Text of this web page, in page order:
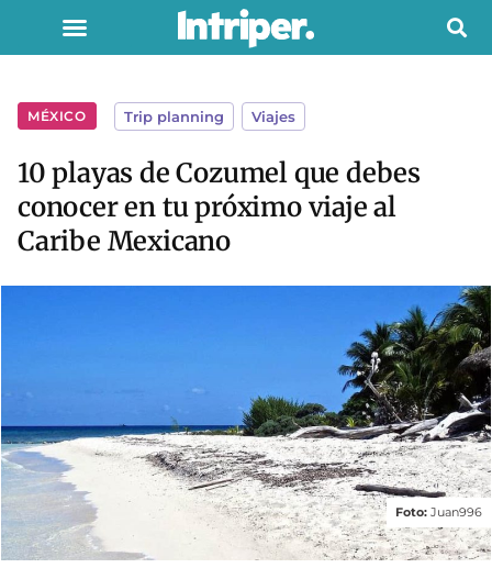
MÉXICO Trip planning Viajes
10 playas de Cozumel que debes
conocer en tu próximo viaje al
Caribe Mexicano
Foto: Juan996